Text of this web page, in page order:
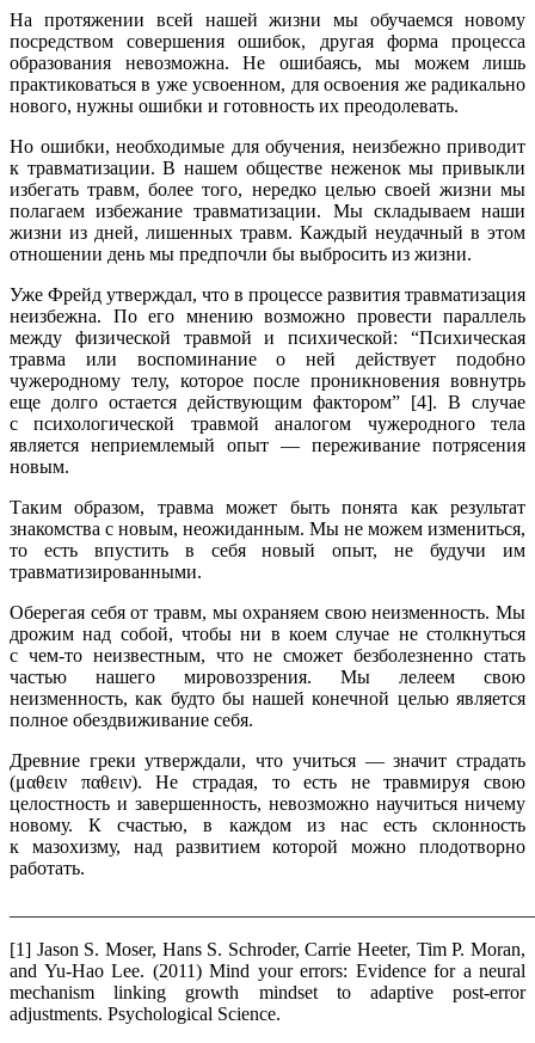
На протяжении всей нашей жизни мы обучаемся новому
посредством совершения ошибок, другая форма процесса
образования невозможна. Не ошибаясь, мы можем лишь
практиковаться в уже усвоенном, для освоения же радикально
нового, нужны ошибки и готовность их преодолевать.
Но ошибки, необходимые для обучения, неизбежно приводит
к травматизации. В нашем обществе неженок мы привыкли
избегать травм, более того, нередко целью своей жизни мы
полагаем избежание травматизации. Мы складываем наши
жизни из дней, лишенных травм. Каждый неудачный в этом
отношении день мы предпочли бы выбросить из жизни.
Уже Фрейд утверждал, что в процессе развития травматизация
неизбежна. По его мнению возможно провести параллель
между физической травмой и психической: “Психическая
травма или воспоминание о ней действует подобно
чужеродному телу, которое после проникновения вовнутрь
еще долго остается действующим фактором” [4]. В случае
с психологической травмой аналогом чужеродного тела
является неприемлемый опыт — переживание потрясения
новым.
Таким образом, травма может быть понята как результат
знакомства с новым, неожиданным. Мы не можем измениться,
то есть впустить в себя новый опыт, не будучи им
травматизированными.
Оберегая себя от травм, мы охраняем свою неизменность. Мы
дрожим над собой, чтобы ни в коем случае не столкнуться
с чем-то неизвестным, что не сможет безболезненно стать
частью нашего мировоззрения. Мы лелеем свою
неизменность, как будто бы нашей конечной целью является
полное обездвиживание себя.
Древние греки утверждали, что учиться — значит страдать
(μαθειν παθειν). Не страдая, то есть не травмируя свою
целостность и завершенность, невозможно научиться ничему
новому. К счастью, в каждом из нас есть склонность
к мазохизму, над развитием которой можно плодотворно
работать.
[1] Jason S. Moser, Hans S. Schroder, Carrie Heeter, Tim P. Moran,
and Yu-Hao Lee. (2011) Mind your errors: Evidence for a neural
mechanism linking growth mindset to adaptive post-error
adjustments. Psychological Science.